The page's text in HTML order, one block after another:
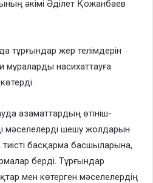
әкімі Әділет Қожанбаев
тұрғындар жер телімдерін
мұраларды насихаттауға
азаматтардың өтініш-
мәселелерді шешу жолдарын
тиісті басқарма басшыларына,
берді. Тұрғындар
мен көтерген мәселелердің